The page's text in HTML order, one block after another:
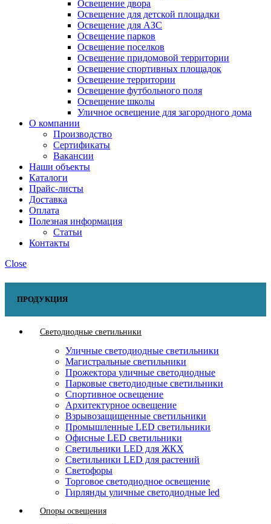
Освещение двора
Освещение для детской площадки
Освещение для АЗС
Освещение парков
Освещение поселков
Освещение придомовой территории
Освещение спортивных площадок
Освещение территории
Освещение футбольного поля
Освещение школы
Уличное освещение для загородного дома
О компании
Производство
Сертификаты
Вакансии
Наши объекты
Каталоги
Прайс-листы
Доставка
Оплата
Полезная информация
Статьи
Контакты
Close
ПРОДУКЦИЯ
Светодиодные светильники
Уличные светодиодные светильники
Магистральные светильники
Прожектора уличные светодиодные
Парковые светодиодные светильники
Спортивное освещение
Архитектурное освещение
Взрывозащищенные светильники
Промышленные LED светильники
Офисные LED светильники
Cветильники LED для ЖКХ
Светильники LED для растений
Светофоры
Торговое светодиодное освещение
Гирлянды уличные светодиодные led
Опоры освещения